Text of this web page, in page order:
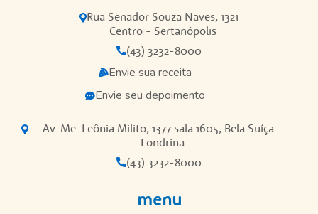
Rua Senador Souza Naves, 1321
Centro - Sertanópolis
(43) 3232-8000
Envie sua receita
Envie seu depoimento
Av. Me. Leônia Milito, 1377 sala 1605, Bela Suíça -
Londrina
(43) 3232-8000
menu